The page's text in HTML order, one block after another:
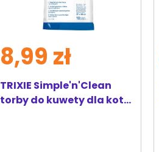
TRIXIE Simple'n'Clean
torby do kuwety dla kota
8,99 zł